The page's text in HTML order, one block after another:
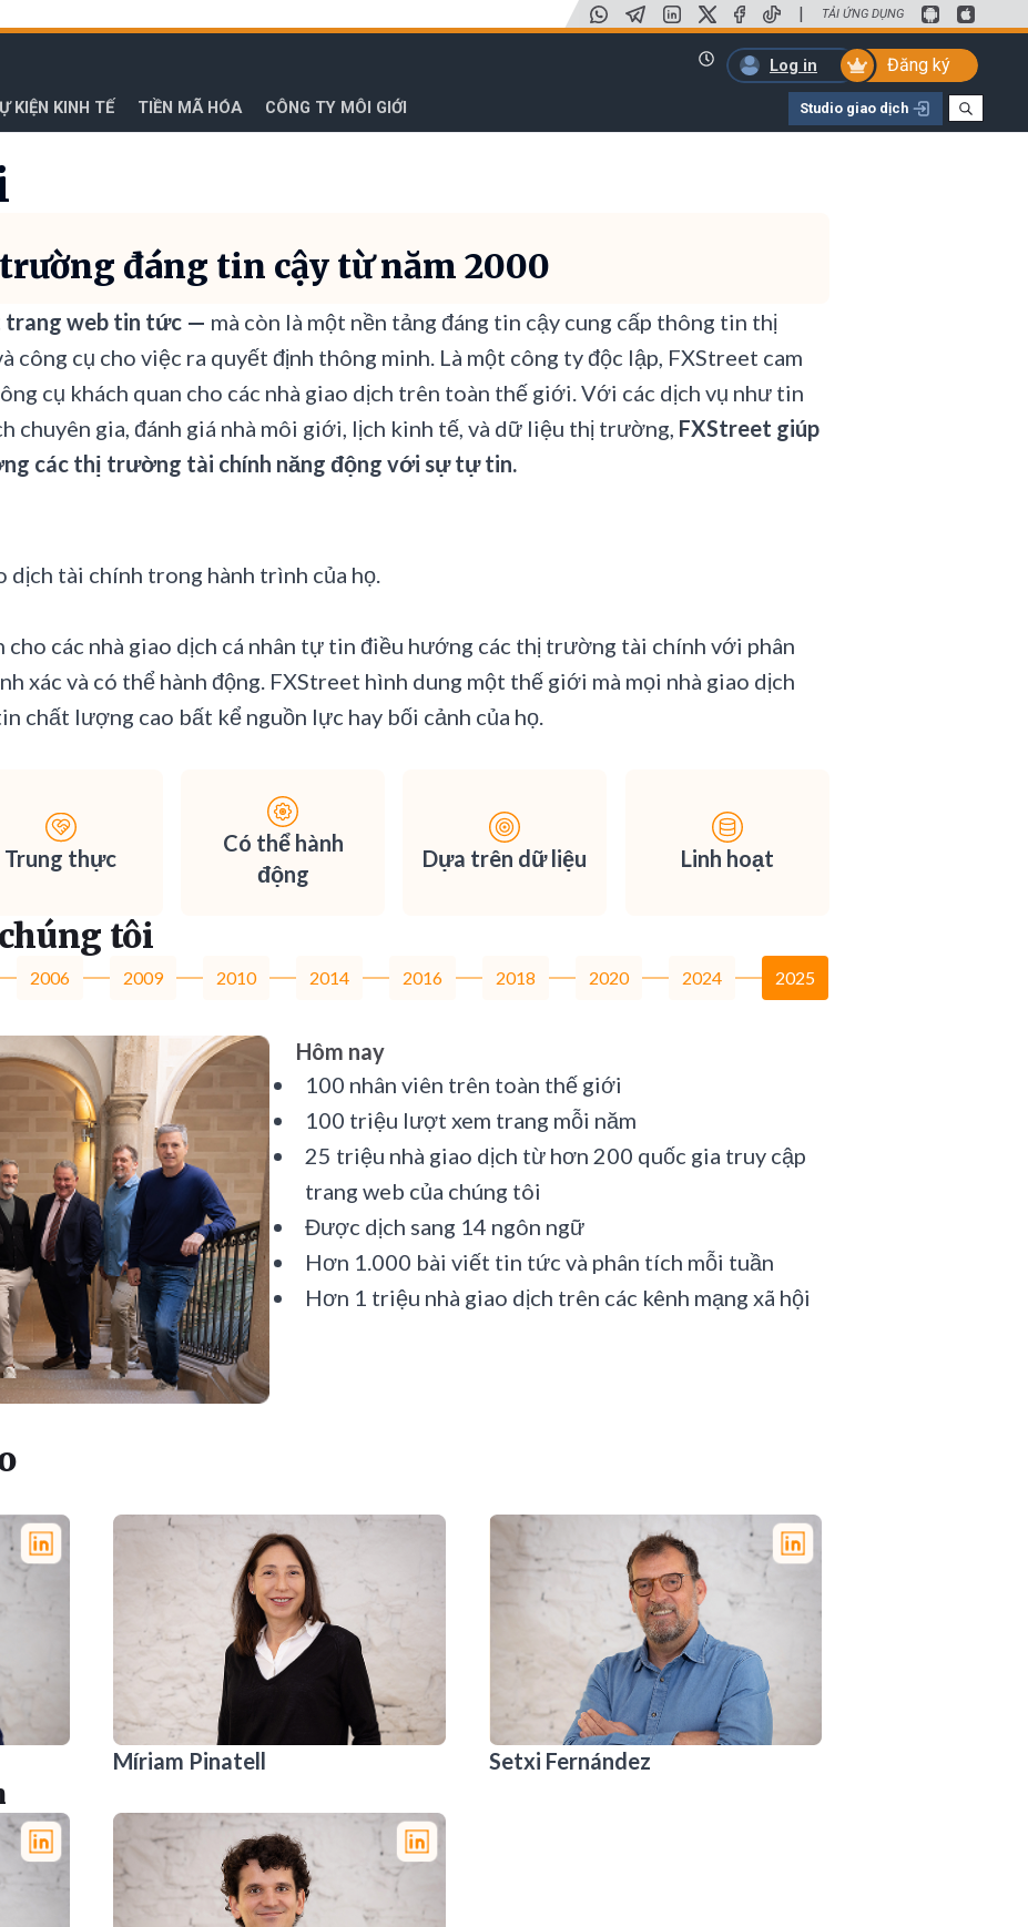
| TẢI ỨNG DỤNG
Log in
Đăng ký
KIỆN KINH TẾ TIỀN MÃ HÓA CÔNG TY MÔI GIỚI Studio giao dịch
đáng tin cậy từ năm 2000
trang web tin tức — mà còn là một nền tảng đáng tin cậy cung cấp thông tin thị
công cụ cho việc ra quyết định thông minh. Là một công ty độc lập, FXStreet cam
cụ khách quan cho các nhà giao dịch trên toàn thế giới. Với các dịch vụ như tin
chuyên gia, đánh giá nhà môi giới, lịch kinh tế, và dữ liệu thị trường, FXStreet giúp
các thị trường tài chính năng động với sự tự tin.
dịch tài chính trong hành trình của họ.
các nhà giao dịch cá nhân tự tin điều hướng các thị trường tài chính với phân
xác và có thể hành động. FXStreet hình dung một thế giới mà mọi nhà giao dịch
chất lượng cao bất kể nguồn lực hay bối cảnh của họ.
Trung thực
Có thể hành
động
Dựa trên dữ liệu Linh hoạt
tôi
2006 2009 2010 2014 2016 2018 2020 2024 2025
Hôm nay
100 nhân viên trên toàn thế giới
100 triệu lượt xem trang mỗi năm
25 triệu nhà giao dịch từ hơn 200 quốc gia truy cập
trang web của chúng tôi
Được dịch sang 14 ngôn ngữ
Hơn 1.000 bài viết tin tức và phân tích mỗi tuần
Hơn 1 triệu nhà giao dịch trên các kênh mạng xã hội
Míriam Pinatell Setxi Fernández